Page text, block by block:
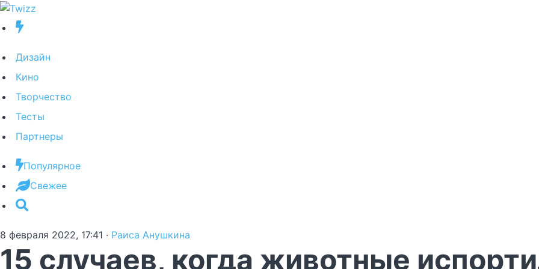
Дизайн
Кино
Творчество
Тесты
Партнеры
Популярное
Свежее
8 февраля 2022, 17:41 · Раиса Анушкина
15 случаев, когда животные